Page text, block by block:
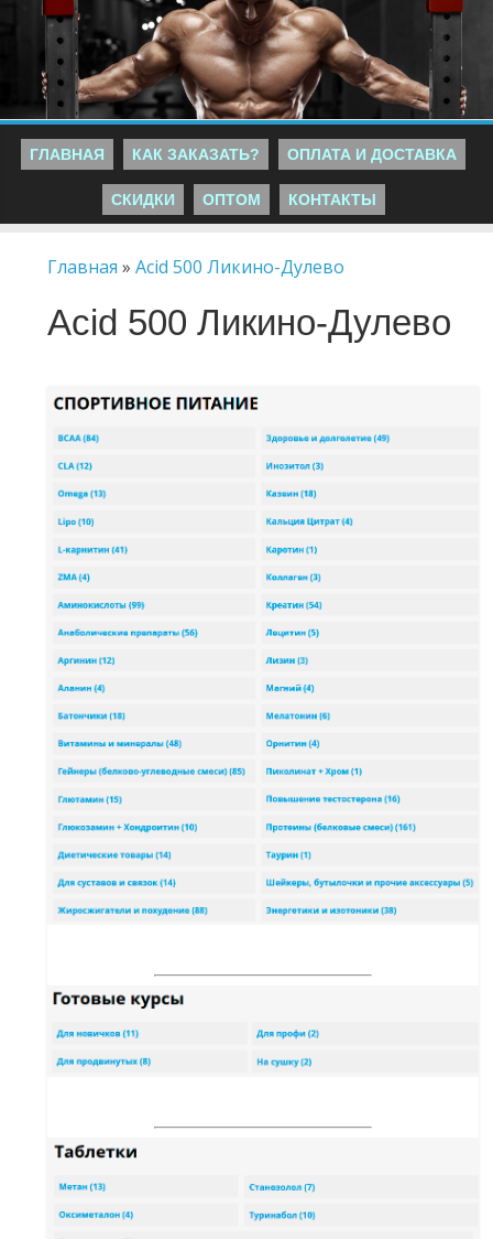
ГЛАВНАЯ КАК ЗАКАЗАТЬ? ОПЛАТА И ДОСТАВКА
СКИДКИ ОПТОМ КОНТАКТЫ
Главная »Acid 500 Ликино-Дулево
Acid 500 Ликино-Дулево